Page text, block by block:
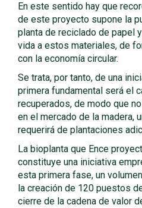
En este sentido hay que
de este proyecto supone la
planta de reciclado de papel
vida a estos materiales, de
con la economía circular.
Se trata, por tanto, de una
primera fundamental será el
recuperados, de modo que
en el mercado de la madera,
requerirá de plantaciones
La bioplanta que Ence
constituye una iniciativa
esta primera fase, un
la creación de 120 puestos
cierre de la cadena de valor